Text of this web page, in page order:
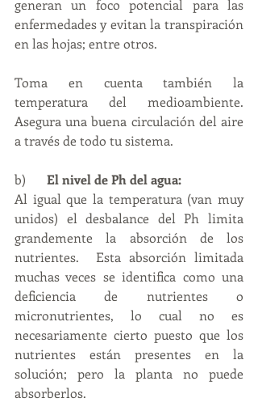
generan un foco potencial para las
enfermedades y evitan la transpiración
en las hojas; entre otros.
Toma en cuenta también la
temperatura del medioambiente.
Asegura una buena circulación del aire
a través de todo tu sistema.
El nivel de Ph del agua:
Al igual que la temperatura (van muy
unidos) el desbalance del Ph limita
grandemente la absorción de los
nutrientes.  Esta absorción limitada
muchas veces se identifica como una
deficiencia de nutrientes o
micronutrientes, lo cual no es
necesariamente cierto puesto que los
nutrientes están presentes en la
solución; pero la planta no puede
absorberlos.